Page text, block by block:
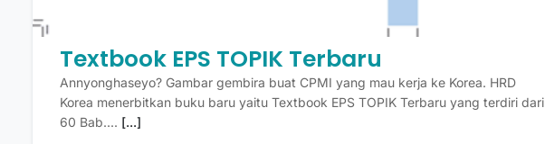
Textbook EPS TOPIK Terbaru
Annyonghaseyo? Gambar gembira buat CPMI yang mau kerja ke Korea. HRD
Korea menerbitkan buku baru yaitu Textbook EPS TOPIK Terbaru yang terdiri dari
60 Bab.... [...]